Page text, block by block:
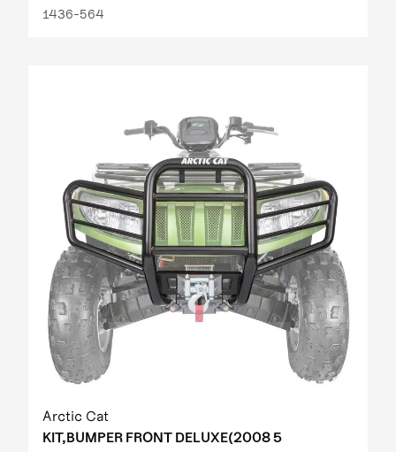
1436-564
Arctic Cat
KIT,BUMPER FRONT DELUXE(2008 5